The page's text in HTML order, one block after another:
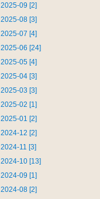
2025-09 [2]
2025-08 [3]
2025-07 [4]
2025-06 [24]
2025-05 [4]
2025-04 [3]
2025-03 [3]
2025-02 [1]
2025-01 [2]
2024-12 [2]
2024-11 [3]
2024-10 [13]
2024-09 [1]
2024-08 [2]